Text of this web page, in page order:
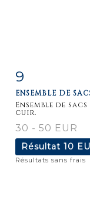
9
ENSEMBLE DE
Ensemble de
cuir.
30 - 50 EUR
Résultat 10
Résultats sans frais